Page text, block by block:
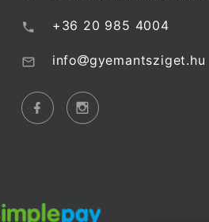
+36 20 985 4004
info gyemantsziget.hu